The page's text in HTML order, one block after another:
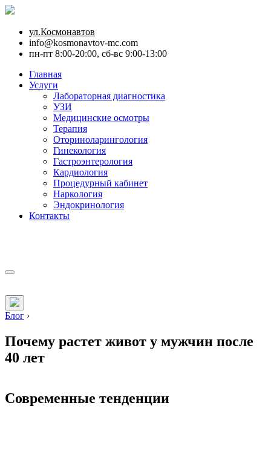
ул.Космонавтов
info@kosmonavtov-mc.com
пн-пт 8:00-20:00, сб-вс 9:00-13:00
Главная
Услуги
Лабораторная диагностика
УЗИ
Медицинские осмотры
Терапия
Оториноларингология
Гинекология
Гастроэнтерология
Кардиология
Процедурный кабинет
Наркология
Эндокринология
Контакты
Блог ›
Почему растет живот у мужчин после
40 лет
Современные тенденции